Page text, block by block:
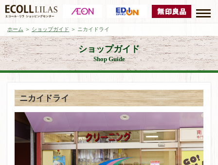
ホーム ＞ ショップガイド ＞ ニカイドライ
ショップガイド
Shop Guide
ニカイドライ